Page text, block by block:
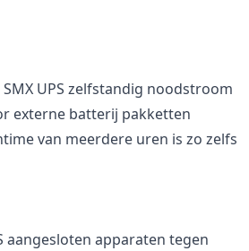
UPS zelfstandig noodstroom
externe batterij pakketten
van meerdere uren is zo zelfs
aangesloten apparaten tegen